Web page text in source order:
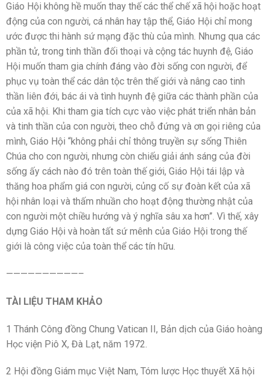
Giáo Hội không hề muốn thay thế các thể chế xã hội hoặc hoạt
động của con người, cá nhân hay tập thể, Giáo Hội chỉ mong
ước được thi hành sứ mạng đặc thù của mình. Nhưng qua các
phần tử, trong tinh thần đối thoại và cộng tác huynh đệ, Giáo
Hội muốn tham gia chính đáng vào đời sống con người, để
phục vụ toàn thể các dân tộc trên thế giới và nâng cao tinh
thần liên đới, bác ái và tình huynh đệ giữa các thành phần của
của xã hội. Khi tham gia tích cực vào việc phát triển nhân bản
và tinh thần của con người, theo chỗ đứng và ơn gọi riêng của
mình, Giáo Hội “không phải chỉ thông truyền sự sống Thiên
Chúa cho con người, nhưng còn chiếu giải ánh sáng của đời
sống ấy cách nào đó trên toàn thế giới, Giáo Hội tái lập và
thăng hoa phẩm giá con người, củng cố sự đoàn kết của xã
hội nhân loại và thấm nhuần cho hoạt động thường nhật của
con người một chiều hướng và ý nghĩa sâu xa hơn”. Vì thế, xây
dựng Giáo Hội và hoàn tất sứ mênh của Giáo Hội trong thế
giới là công việc của toàn thể các tín hữu.
——————————–
TÀI LIỆU THAM KHẢO
1 Thánh Công đồng Chung Vatican II, Bản dịch của Giáo hoàng
Học viện Piô X, Đà Lạt, năm 1972.
2 Hội đồng Giám mục Việt Nam, Tóm lược Học thuyết Xã hội